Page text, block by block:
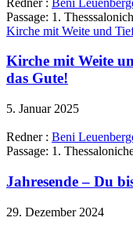
Passage: 1.
Kirche mit Weite und
Kirche mit Weite
das Gute!
5. Januar 2025
Redner : Beni
Passage: 1.
Jahresende – Du
29. Dezember 2024